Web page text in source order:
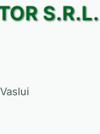
S.R.L.